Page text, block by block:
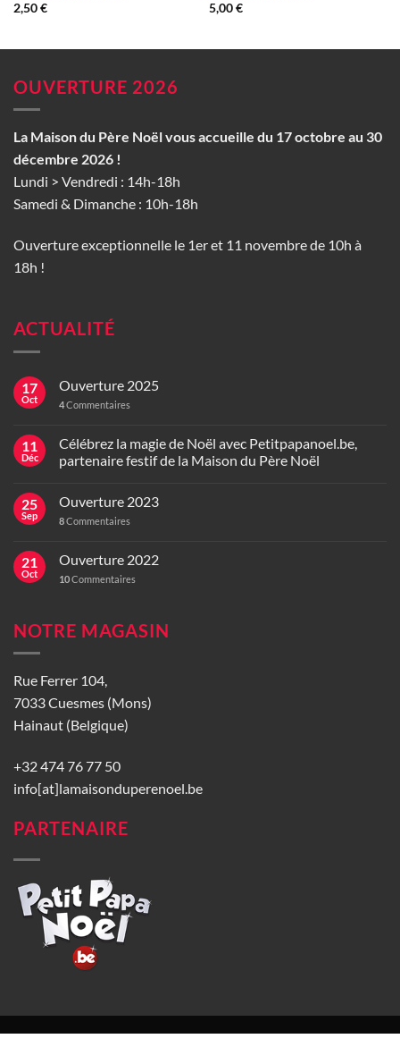
2,50€
5,00€
OUVERTURE 2026
La Maison du Père Noël vous accueille du 17 octobre au 30
décembre 2026 !
Lundi > Vendredi : 14h-18h
Samedi & Dimanche : 10h-18h
Ouverture exceptionnelle le 1er et 11 novembre de 10h à
18h !
ACTUALITÉ
17
Oct
Ouverture 2025
4Commentaires
11
Déc
Célébrez la magie de Noël avec Petitpapanoel.be,
partenaire festif de la Maison du Père Noël
25
Sep
Ouverture 2023
8Commentaires
21
Oct
Ouverture 2022
10Commentaires
NOTRE MAGASIN
Rue Ferrer 104,
7033 Cuesmes (Mons)
Hainaut (Belgique)
+32 474 76 77 50
info[at]lamaisonduperenoel.be
PARTENAIRE